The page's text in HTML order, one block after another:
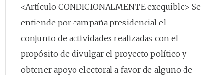
<Artículo CONDICIONALMENTE exequible> Se
entiende por campaña presidencial el
conjunto de actividades realizadas con el
propósito de divulgar el proyecto político y
obtener apoyo electoral a favor de alguno de